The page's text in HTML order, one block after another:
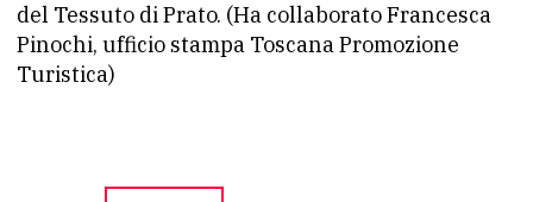
del Tessuto di Prato. (Ha collaborato Francesca
Pinochi, ufficio stampa Toscana Promozione
Turistica)